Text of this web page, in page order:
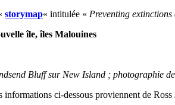
storymap« intitulée «Preventing
île, îles Malouines
Bluff sur New Island ; photographie
informations ci-dessous proviennent de